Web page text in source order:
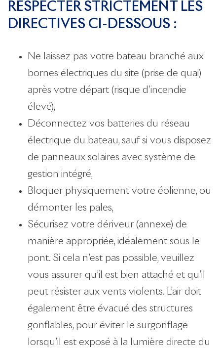
RESPECTER STRICTEMENT LES
DIRECTIVES CI-DESSOUS :
Ne laissez pas votre bateau branché aux
bornes électriques du site (prise de quai)
après votre départ (risque d’incendie
élevé),
Déconnectez vos batteries du réseau
électrique du bateau, sauf si vous disposez
de panneaux solaires avec système de
gestion intégré,
Bloquer physiquement votre éolienne, ou
démonter les pales,
Sécurisez votre dériveur (annexe) de
manière appropriée, idéalement sous le
pont. Si cela n’est pas possible, veuillez
vous assurer qu’il est bien attaché et qu’il
peut résister aux vents violents. L’air doit
également être évacué des structures
gonflables, pour éviter le surgonflage
lorsqu’il est exposé à la lumière directe du